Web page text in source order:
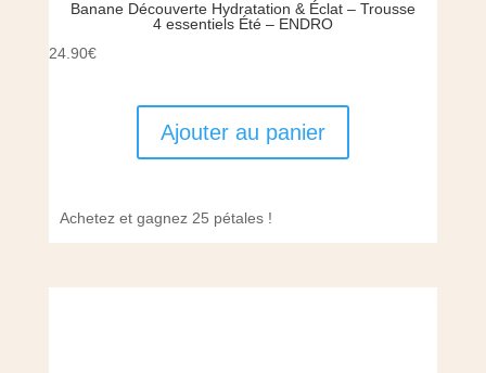
Banane Découverte Hydratation & Éclat – Trousse
4 essentiels Été – ENDRO
24.90€
Ajouter au panier
Achetez et gagnez 25 pétales !